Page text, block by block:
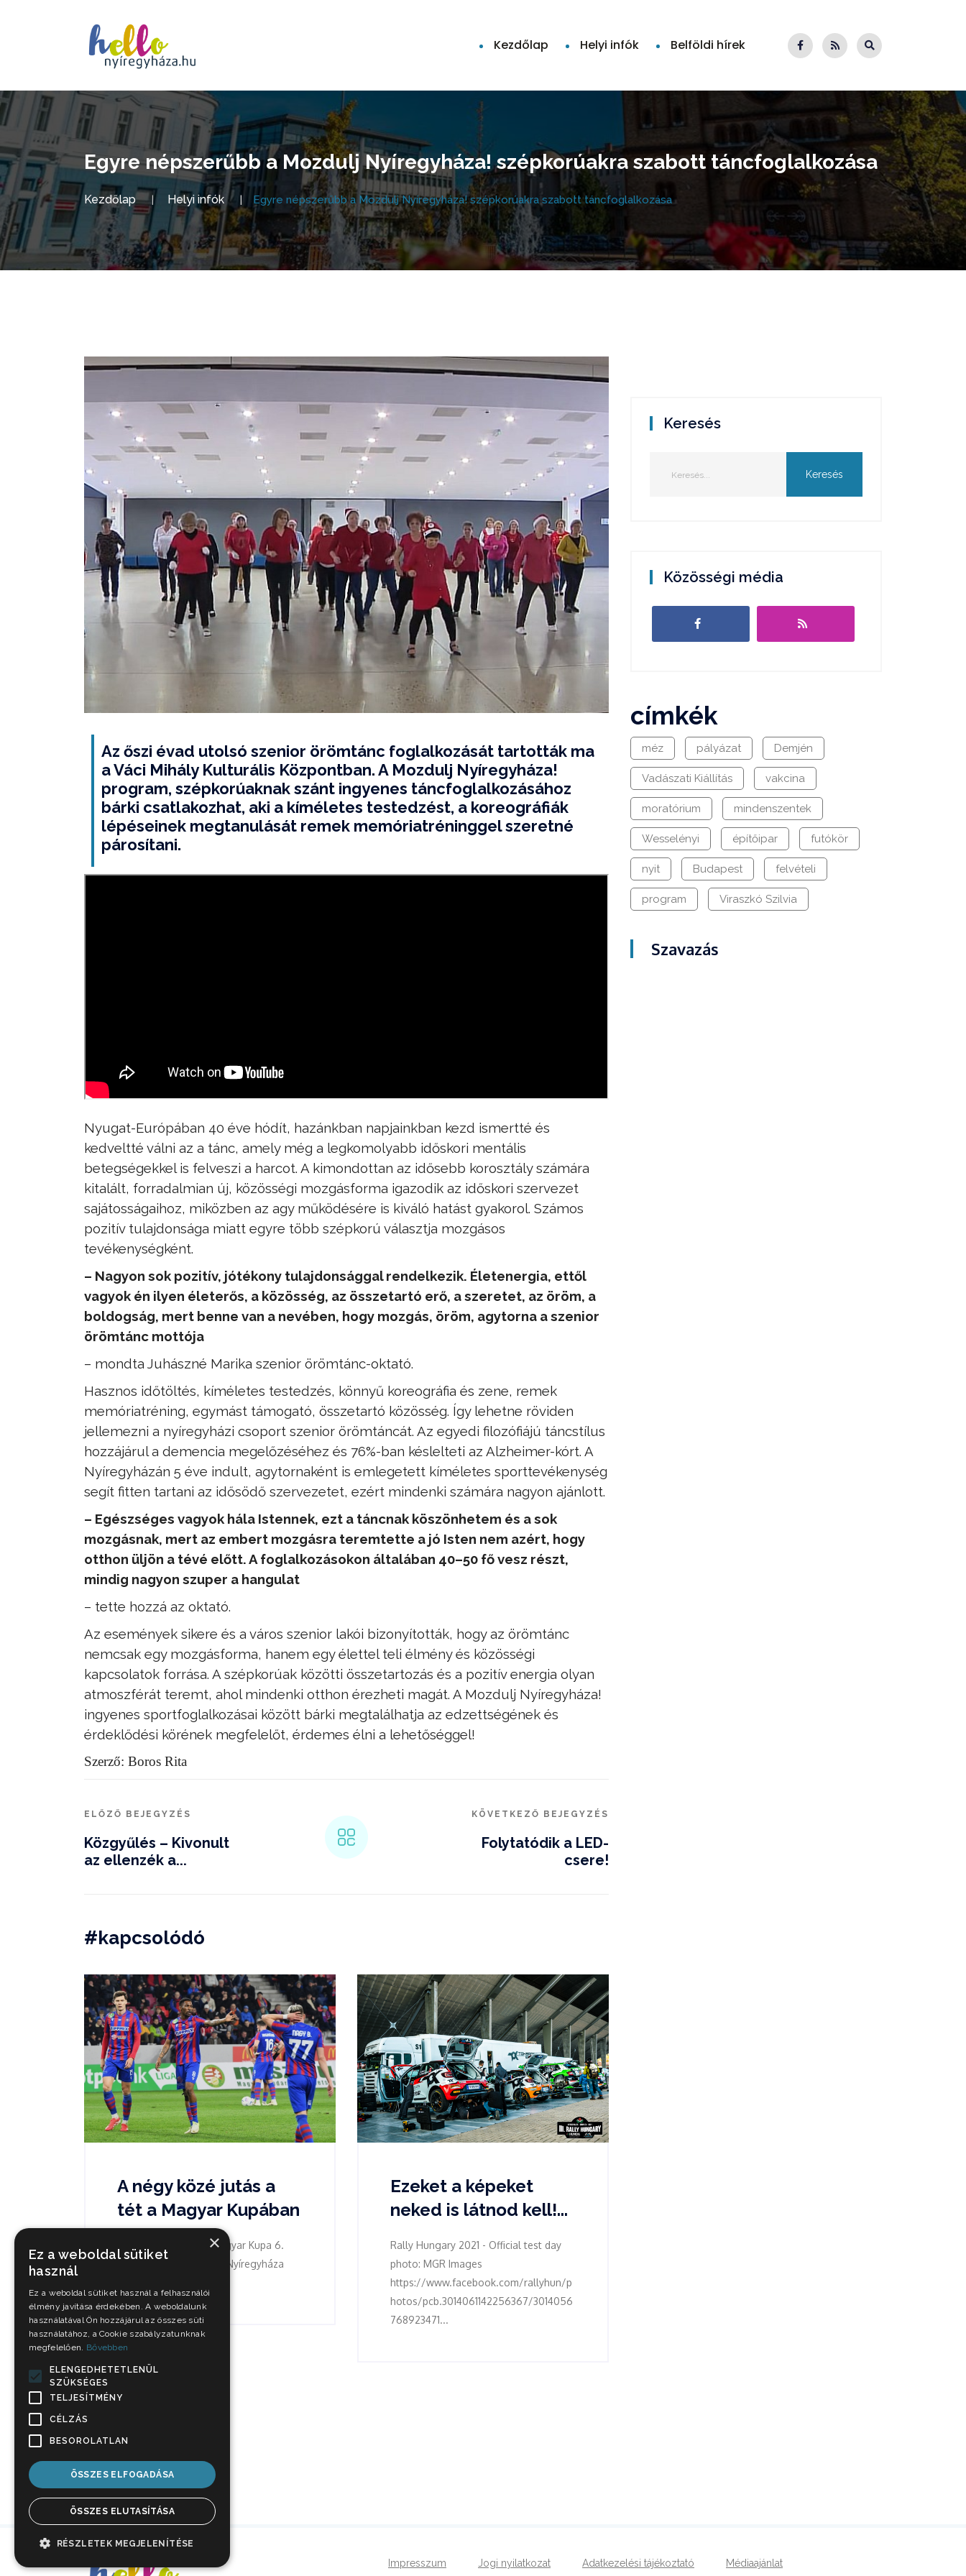
Kezdőlap Helyi infók Belföldi hírek
Egyre népszerűbb a Mozdulj Nyíregyháza! szépkorúakra szabott táncfoglalkozása
Kezdőlap Helyi infók Egyre népszerűbb a Mozdulj Nyíregyháza! szépkorúakra szabott táncfoglalkozása
Az őszi évad utolsó szenior örömtánc foglalkozását tartották ma
a Váci Mihály Kulturális Központban. A Mozdulj Nyíregyháza!
program, szépkorúaknak szánt ingyenes táncfoglalkozásához
bárki csatlakozhat, aki a kíméletes testedzést, a koreográfiák
lépéseinek megtanulását remek memóriatréninggel szeretné
párosítani.
Nyugat-Európában 40 éve hódít, hazánkban napjainkban kezd ismertté és
kedveltté válni az a tánc, amely még a legkomolyabb időskori mentális
betegségekkel is felveszi a harcot. A kimondottan az idősebb korosztály számára
kitalált, forradalmian új, közösségi mozgásforma igazodik az időskori szervezet
sajátosságaihoz, miközben az agy működésére is kiváló hatást gyakorol. Számos
pozitív tulajdonsága miatt egyre több szépkorú választja mozgásos
tevékenységként.
– Nagyon sok pozitív, jótékony tulajdonsággal rendelkezik. Életenergia, ettől
vagyok én ilyen életerős, a közösség, az összetartó erő, a szeretet, az öröm, a
boldogság, mert benne van a nevében, hogy mozgás, öröm, agytorna a szenior
örömtánc mottója
– mondta Juhászné Marika szenior örömtánc-oktató.
Hasznos időtöltés, kíméletes testedzés, könnyű koreográfia és zene, remek
memóriatréning, egymást támogató, összetartó közösség. Így lehetne röviden
jellemezni a nyíregyházi csoport szenior örömtáncát. Az egyedi filozófiájú táncstílus
hozzájárul a demencia megelőzéséhez és 76%-ban késlelteti az Alzheimer-kórt. A
Nyíregyházán 5 éve indult, agytornaként is emlegetett kíméletes sporttevékenység
segít fitten tartani az idősödő szervezetet, ezért mindenki számára nagyon ajánlott.
– Egészséges vagyok hála Istennek, ezt a táncnak köszönhetem és a sok
mozgásnak, mert az embert mozgásra teremtette a jó Isten nem azért, hogy
otthon üljön a tévé előtt. A foglalkozásokon általában 40–50 fő vesz részt,
mindig nagyon szuper a hangulat
– tette hozzá az oktató.
Az események sikere és a város szenior lakói bizonyították, hogy az örömtánc
nemcsak egy mozgásforma, hanem egy élettel teli élmény és közösségi
kapcsolatok forrása. A szépkorúak közötti összetartozás és a pozitív energia olyan
atmoszférát teremt, ahol mindenki otthon érezheti magát. A Mozdulj Nyíregyháza!
ingyenes sportfoglalkozásai között bárki megtalálhatja az edzettségének és
érdeklődési körének megfelelőt, érdemes élni a lehetőséggel!
Szerző: Boros Rita
ELŐZŐ BEJEGYZÉS
Közgyűlés – Kivonult
az ellenzék a...
KÖVETKEZŐ BEJEGYZÉS
Folytatódik a LED-
csere!
#kapcsolódó
A négy közé jutás a
tét a Magyar Kupában
Kedden este a MOL Magyar Kupa 6.
fordulója következik. A Nyíregyháza
Ezeket a képeket
neked is látnod kell!...
Rally Hungary 2021 - Official test day
photo: MGR Images
https://www.facebook.com/rallyhun/p
hotos/pcb.3014061142256367/3014056
768923471...
Keresés
Közösségi média
címkék
méz pályázat Demjén
Vadászati Kiállítás vakcina
moratórium mindenszentek
Wesselényi építőipar futókör
nyit Budapest felvételi
program Viraszkó Szilvia
Szavazás
Impresszum Jogi nyilatkozat Adatkezelési tájékoztató Médiaajánlat
×
Ez a weboldal sütiket
használ
Ez a weboldal sütiket használ a felhasználói
élmény javítása érdekében. A weboldalunk
használatával Ön hozzájárul az összes süti
használatához, a Cookie szabályzatunknak
megfelelően. Bővebben
ELENGEDHETETLENÜL
SZÜKSÉGES
TELJESÍTMÉNY
CÉLZÁS
BESOROLATLAN
ÖSSZES ELFOGADÁSA
ÖSSZES ELUTASÍTÁSA
RÉSZLETEK MEGJELENÍTÉSE